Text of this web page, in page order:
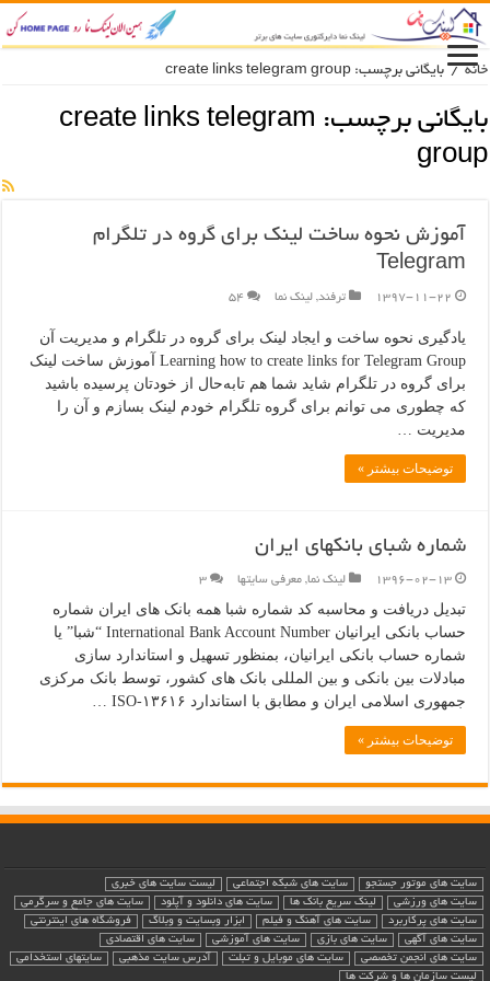
خانه / بایگانی برچسب: create links telegram group
بایگانی برچسب: create links telegram
group
آموزش نحوه ساخت لینک برای گروه در تلگرام
Telegram
1397-11-22 ترفند,لینک نما ۵۴
یادگیری نحوه ساخت و ایجاد لینک برای گروه در تلگرام و مدیریت آن
Learning how to create links for Telegram Group آموزش ساخت لینک
برای گروه در تلگرام شاید شما هم تابه‌حال از خودتان پرسیده باشید
که چطوری می توانم برای گروه تلگرام خودم لینک بسازم و آن را
مدیریت …
توضیحات بیشتر »
شماره شبای بانکهای ایران
1396-02-13 لینک نما,معرفی سایتها ۳
تبدیل دریافت و محاسبه کد شماره شبا همه بانک های ایران شماره
حساب بانکی ایرانیان International Bank Account Number “شبا” یا
شماره حساب بانکی ایرانیان، بمنظور تسهیل و استاندارد سازی
مبادلات بین بانکی و بین المللی بانک های کشور، توسط بانک مرکزی
جمهوری اسلامی ایران و مطابق با استاندارد ۱۳۶۱۶-ISO …
توضیحات بیشتر »
سایت های موتور جستجو سایت های شبکه اجتماعی
لیست سایت های خبری
سایت های ورزشی
لینک سریع بانک ها سایت های دانلود و آپلود
سایت های جامع و سرگرمی
سایت های پرکاربرد
سایت های آهنگ و فیلم ابزار وبسایت و وبلاگ
فروشگاه های اینترنتی
سایت های آگهی
سایت های بازی سایت های آموزشی
سایت های اقتصادی
سایت های انجمن تخصصی
سایت های موبایل و تبلت آدرس سایت مذهبی
سایتهای استخدامی
لیست سازمان ها و شرکت ها